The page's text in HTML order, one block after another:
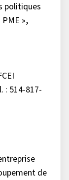
politiques
»,
: 514-817-
de